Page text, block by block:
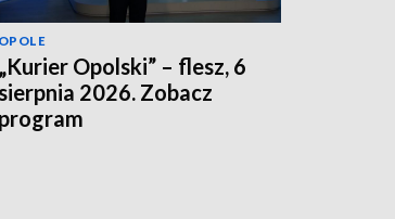
OPOLE
„Kurier Opolski” – flesz, 6
sierpnia 2026. Zobacz
program